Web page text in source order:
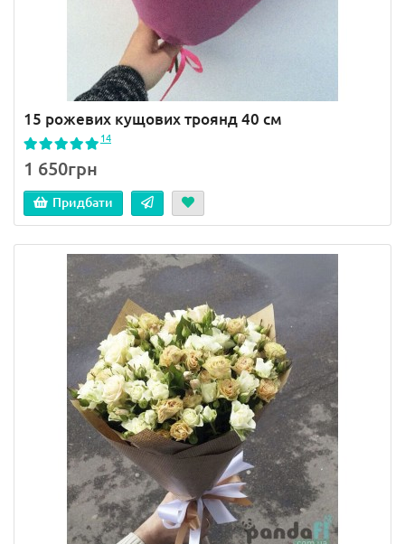
15 рожевих кущових троянд 40 см
14
1 650грн
Придбати